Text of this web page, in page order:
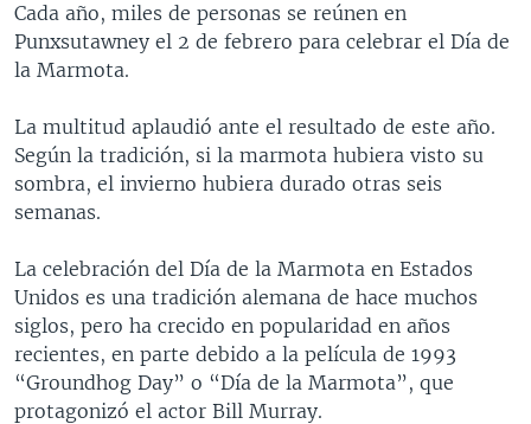
DEPORTES
CIENCIA Y SALUD
AUDIOS
FORO INTERAMERICANO
VISIÓN 360
LAS CLAVES
PANORAMA
AVANCE INFORMATIVO
AUDIONOTICIAS
BUENOS DÍAS AMÉRICA
ESTADOS UNIDOS AL DÍA
EL MUNDO AL DÍA [RADIO]
DEPORTIVO INTERNACIONAL
NOTA ECONÓMICA
ENTRETENIMIENTO
DIRECT
DOCUMENTALES DE LA VOA
Learning English
SÍGANOS
Idiomas
Cada año, miles de personas se reúnen en
Punxsutawney el 2 de febrero para celebrar el Día de
la Marmota.
La multitud aplaudió ante el resultado de este año.
Según la tradición, si la marmota hubiera visto su
sombra, el invierno hubiera durado otras seis
semanas.
La celebración del Día de la Marmota en Estados
Unidos es una tradición alemana de hace muchos
siglos, pero ha crecido en popularidad en años
recientes, en parte debido a la película de 1993
“Groundhog Day” o “Día de la Marmota”, que
protagonizó el actor Bill Murray.